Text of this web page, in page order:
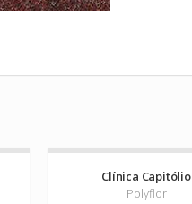
Clínica Capitólio
Polyflor